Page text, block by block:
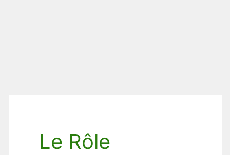
Le Rôle